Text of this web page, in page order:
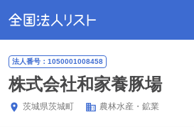
法人番号：1050001008458
株式会社和家養豚場
茨城県茨城町 農林水産・鉱業